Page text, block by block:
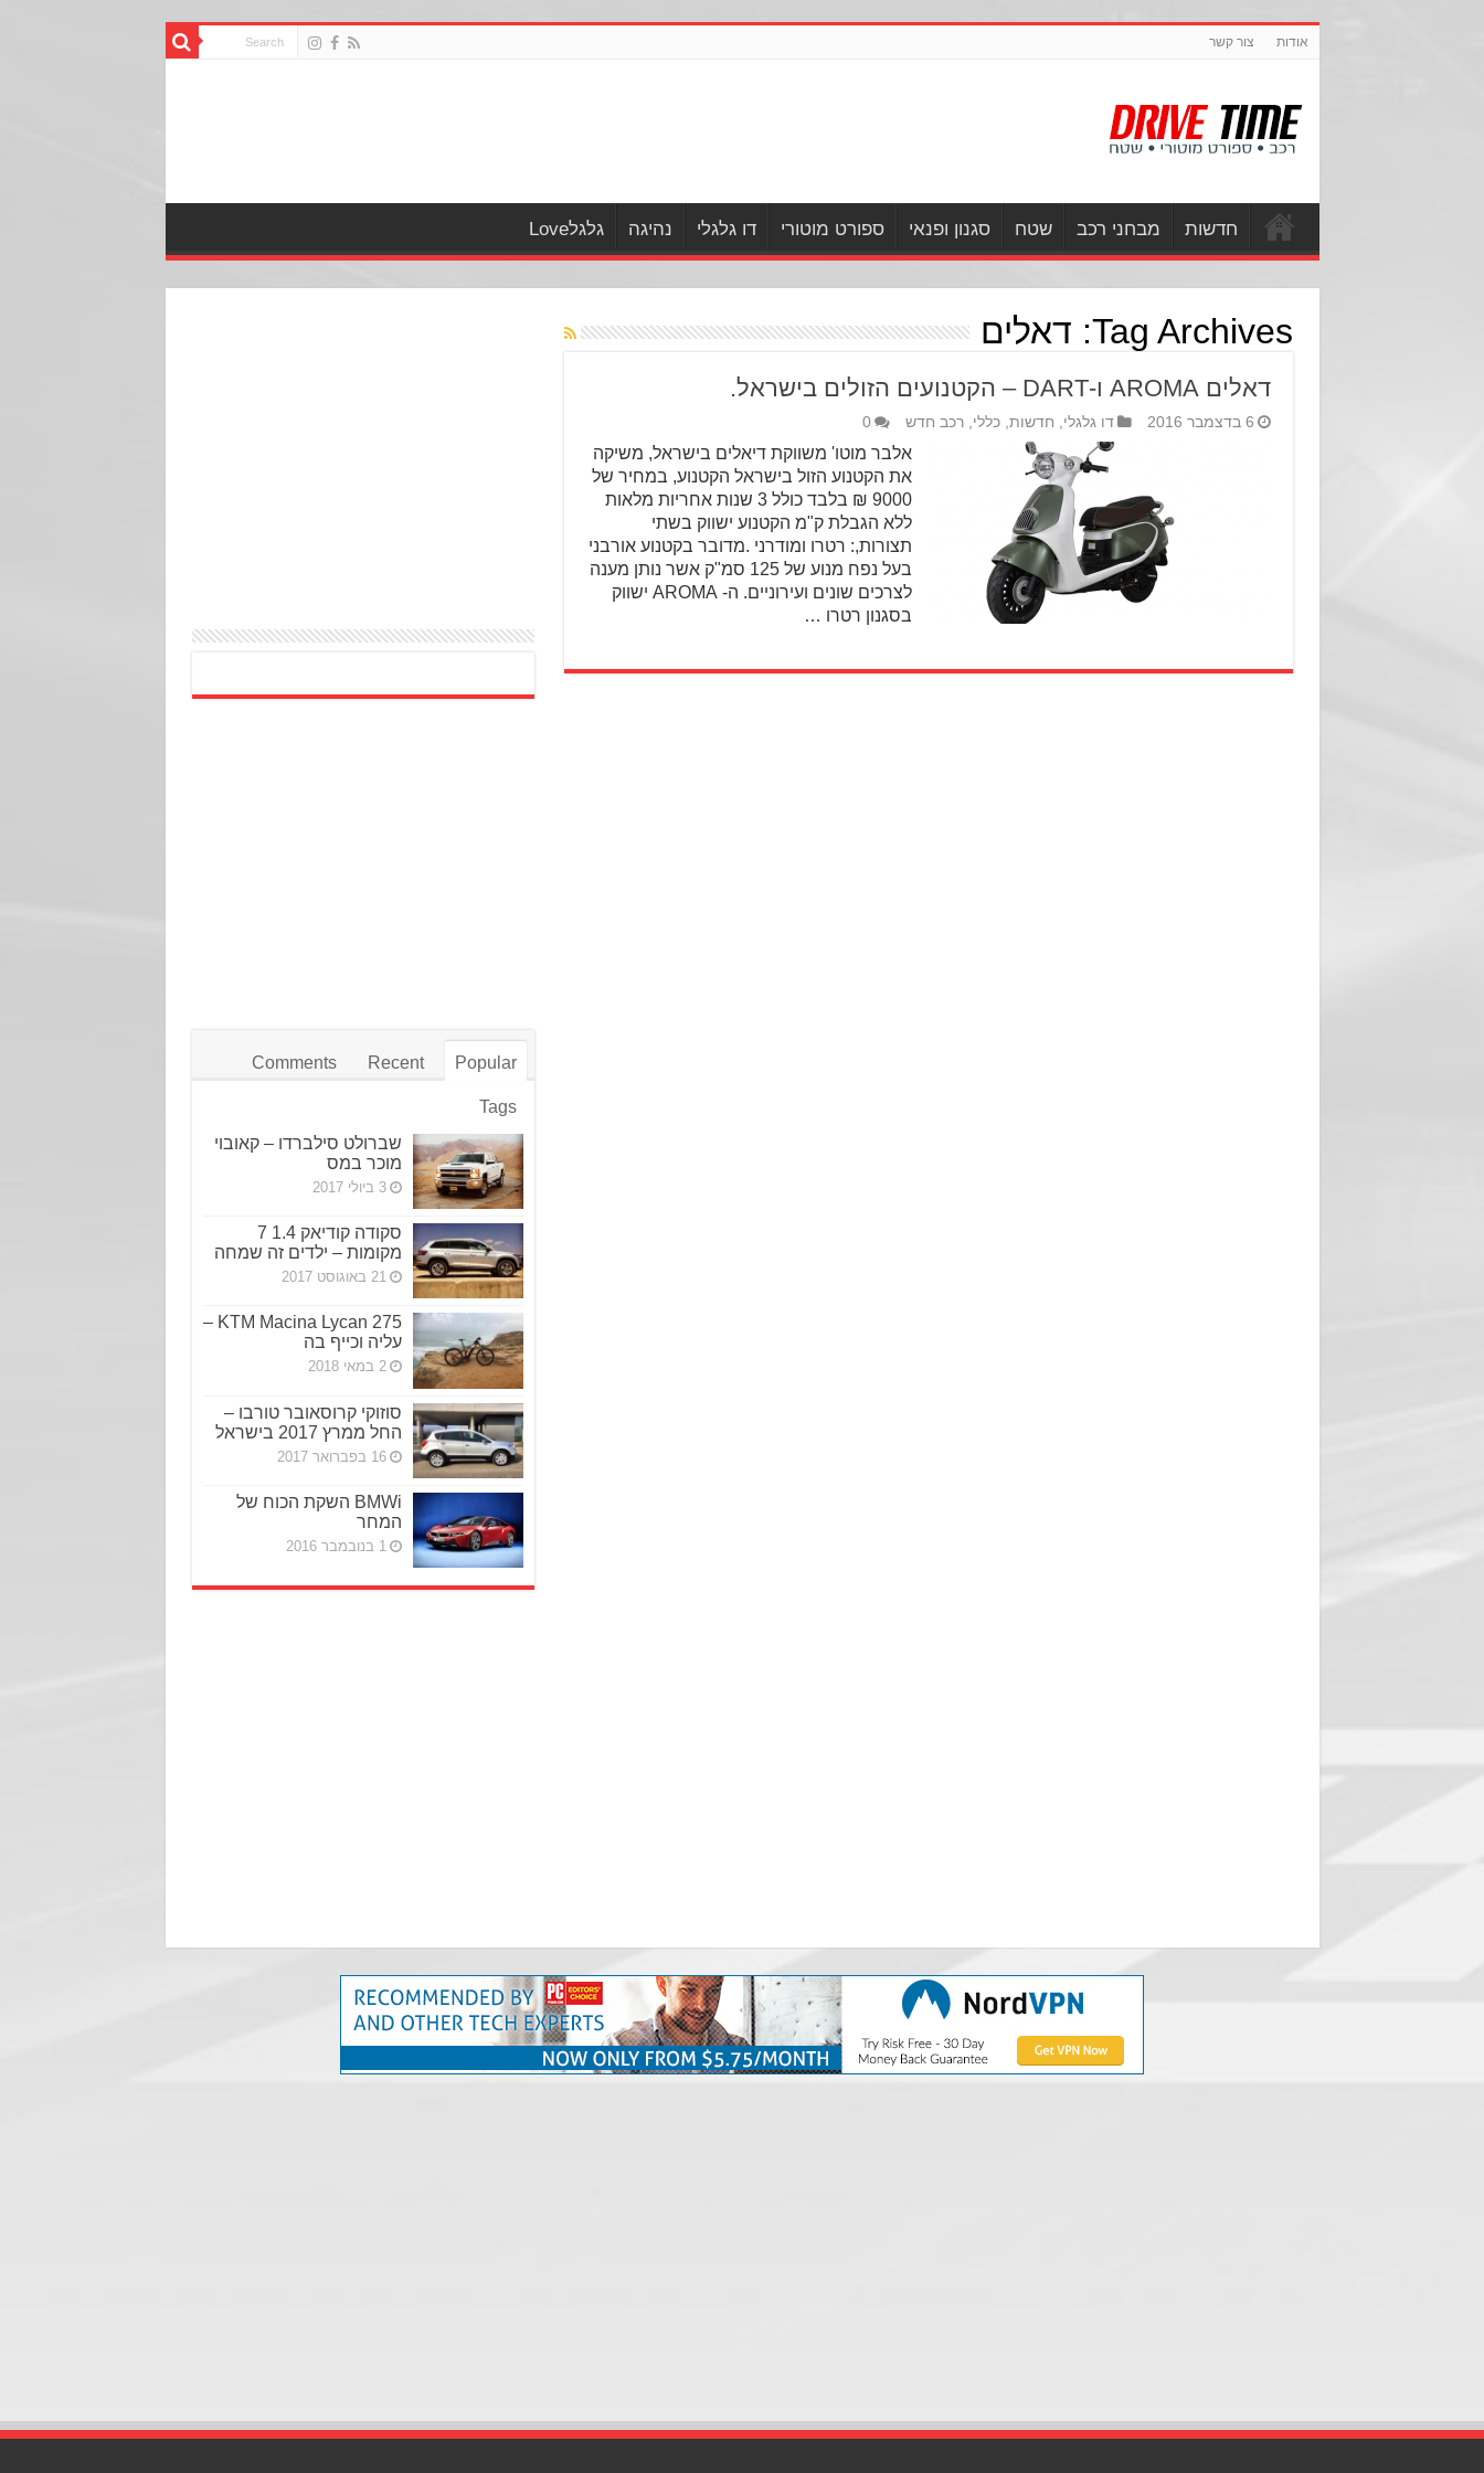
אודות צור קשר
חדשות מבחני רכב שטח סגנון ופנאי ספורט מוטורי דו גלגלי נהיגה גלגלLove
Tag Archives: דאלים
דאלים AROMA ו-DART – הקטנועים הזולים בישראל.
6 בדצמבר 2016 דו גלגלי, חדשות,כללי,רכב חדש 0
אלבר מוטו' משווקת דיאלים בישראל, משיקה
את הקטנוע הזול בישראל הקטנוע, במחיר של
9000 ₪ בלבד כולל 3 שנות אחריות מלאות
ללא הגבלת ק"מ הקטנוע ישווק בשתי
תצורות,: רטרו ומודרני .מדובר בקטנוע אורבני
בעל נפח מנוע של 125 סמ"ק אשר נותן מענה
לצרכים שונים ועירוניים. ה- AROMA ישווק
בסגנון רטרו …
Popular
Recent
Comments
Tags
שברולט סילברדו – קאובוי
מוכר במס
3 ביולי 2017
סקודה קודיאק 1.4 7
מקומות – ילדים זה שמחה
21 באוגוסט 2017
KTM Macina Lycan 275 –
עליה וכייף בה
2 במאי 2018
סוזוקי קרוסאובר טורבו –
החל ממרץ 2017 בישראל
16 בפברואר 2017
BMWi השקת הכוח של
המחר
1 בנובמבר 2016